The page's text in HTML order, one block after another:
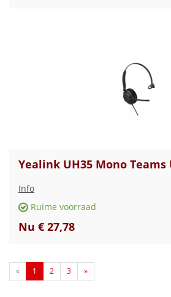
Yealink UH35 Mono Teams
Info
Ruime voorraad
Nu € 27,78
« 1 2 3 »